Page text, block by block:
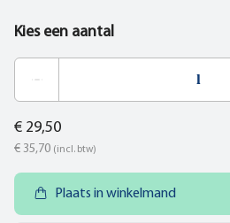
Kies een aantal
€ 29,50
€ 35,70 (incl. btw)
Plaats in winkelmand